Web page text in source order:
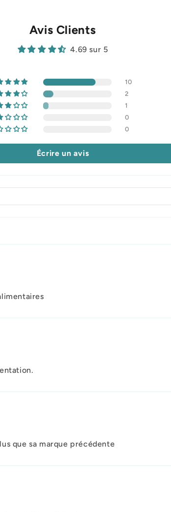
Avis Clients
4.69 sur 5
10
2
1
0
0
Écrire un avis
que sa marque précédente